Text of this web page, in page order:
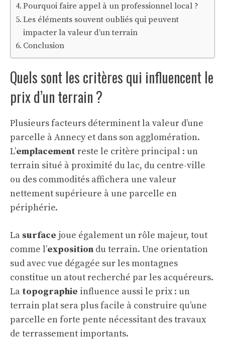
Pourquoi faire appel à un professionnel local ?
Les éléments souvent oubliés qui peuvent
impacter la valeur d’un terrain
Conclusion
Quels sont les critères qui influencent le
prix d’un terrain ?
Plusieurs facteurs déterminent la valeur d’une
parcelle à Annecy et dans son agglomération.
L’emplacement reste le critère principal : un
terrain situé à proximité du lac, du centre-ville
ou des commodités affichera une valeur
nettement supérieure à une parcelle en
périphérie.
La surface joue également un rôle majeur, tout
comme l’exposition du terrain. Une orientation
sud avec vue dégagée sur les montagnes
constitue un atout recherché par les acquéreurs.
La topographie influence aussi le prix : un
terrain plat sera plus facile à construire qu’une
parcelle en forte pente nécessitant des travaux
de terrassement importants.